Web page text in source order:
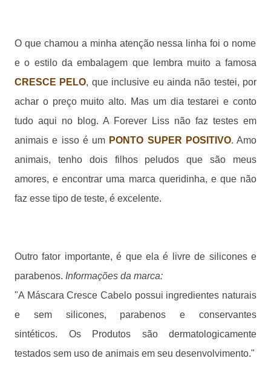
O que chamou a minha atenção nessa linha foi o nome
e o estilo da embalagem que lembra muito a famosa
CRESCE PELO, que inclusive eu ainda não testei, por
achar o preço muito alto. Mas um dia testarei e conto
tudo aqui no blog. A Forever Liss não faz testes em
animais e isso é um PONTO SUPER POSITIVO. Amo
animais, tenho dois filhos peludos que são meus
amores, e encontrar uma marca queridinha, e que não
faz esse tipo de teste, é excelente.
Outro fator importante, é que ela é livre de silicones e
parabenos. Informações da marca:
"A Máscara Cresce Cabelo possui ingredientes naturais
e sem silicones, parabenos e conservantes
sintéticos. Os Produtos são dermatologicamente
testados sem uso de animais em seu desenvolvimento."